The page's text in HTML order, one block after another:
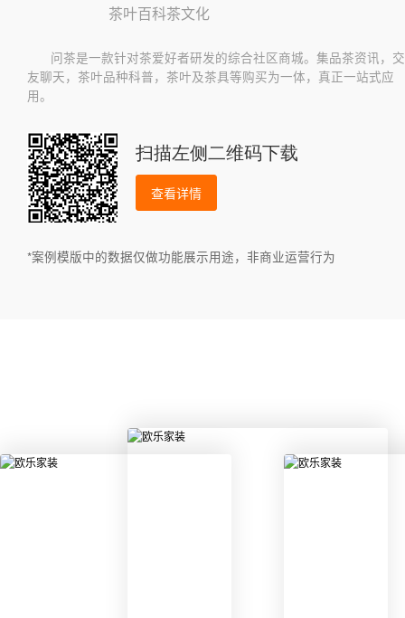
茶叶百科茶文化
问茶是一款针对茶爱好者研发的综合社区商城。集品茶资讯，交
友聊天，茶叶品种科普，茶叶及茶具等购买为一体，真正一站式应
用。
扫描左侧二维码下载
查看详情
*案例模版中的数据仅做功能展示用途，非商业运营行为